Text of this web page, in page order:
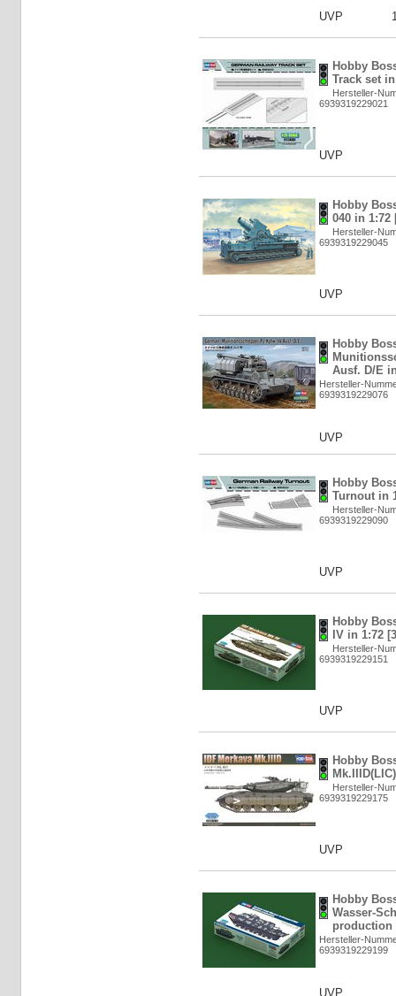
UVP
Hobby
Track set
Hersteller-
6939319229021
UVP
Hobby
040 in 1:72
Hersteller-
6939319229045
UVP
Hobby
Ausf. D/E
Hersteller-
6939319229076
UVP
Hobby
Turnout in
Hersteller-
6939319229090
UVP
Hobby
IV in 1:72
Hersteller-
6939319229151
UVP
Hobby
Hersteller-
6939319229175
UVP
Hobby
Wasser-
production
Hersteller-
6939319229199
UVP